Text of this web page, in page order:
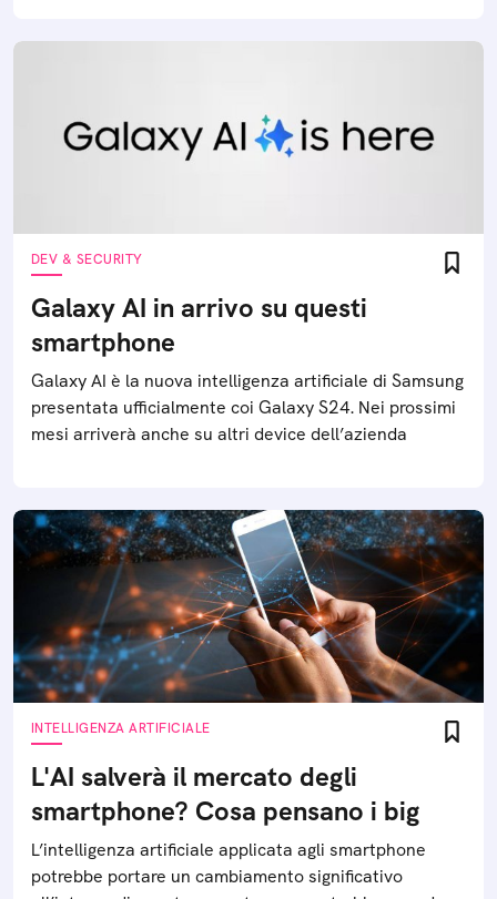
DEV & SECURITY
Galaxy AI in arrivo su questi
smartphone
Galaxy AI è la nuova intelligenza artificiale di Samsung
presentata ufficialmente coi Galaxy S24. Nei prossimi
mesi arriverà anche su altri device dell’azienda
INTELLIGENZA ARTIFICIALE
L'AI salverà il mercato degli
smartphone? Cosa pensano i big
L’intelligenza artificiale applicata agli smartphone
potrebbe portare un cambiamento significativo